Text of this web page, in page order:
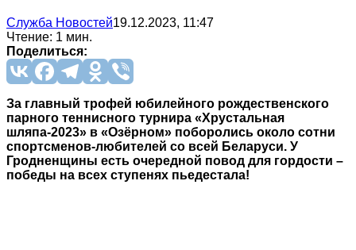
Служба Новостей19.12.2023, 11:47
Чтение: 1 мин.
Поделиться:
За главный трофей юбилейного рождественского
парного теннисного турнира «Хрустальная
шляпа-2023» в «Озёрном» поборолись около сотни
спортсменов-любителей со всей Беларуси. У
Гродненщины есть очередной повод для гордости –
победы на всех ступенях пьедестала!